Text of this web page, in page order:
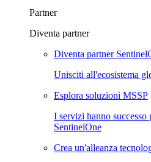
Partner
Diventa partner
Diventa partner
Unisciti all'ecosistema
Esplora soluzioni MSSP
I servizi hanno successo
SentinelOne
Crea un'alleanza